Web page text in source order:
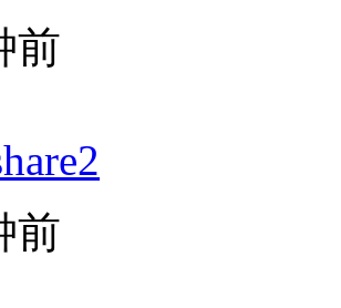
前
前